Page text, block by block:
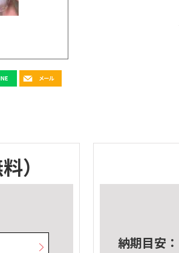
）
納期目安：